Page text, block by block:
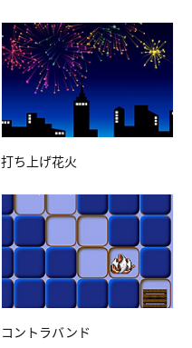
打ち上げ花火
コントラバンド